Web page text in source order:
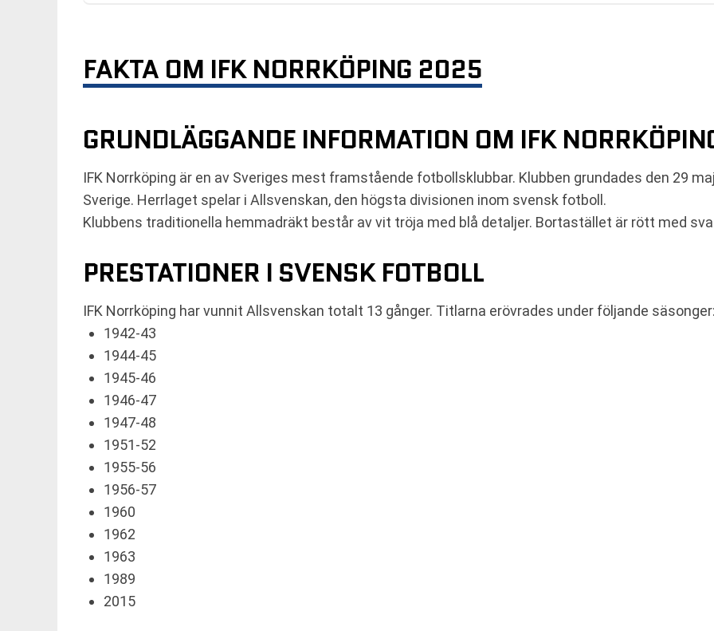
FAKTA OM IFK NORRKÖPING 2025
GRUNDLÄGGANDE INFORMATION OM IFK
IFK Norrköping är en av Sveriges mest framstående fotbollsklubbar. Klubben grundades den 29
Sverige. Herrlaget spelar i Allsvenskan, den högsta divisionen inom svensk fotboll.
Klubbens traditionella hemmadräkt består av vit tröja med blå detaljer. Bortastället är rött med
PRESTATIONER I SVENSK FOTBOLL
IFK Norrköping har vunnit Allsvenskan totalt 13 gånger. Titlarna erövrades under följande
1942-43
1944-45
1945-46
1946-47
1947-48
1951-52
1955-56
1956-57
1960
1962
1963
1989
2015